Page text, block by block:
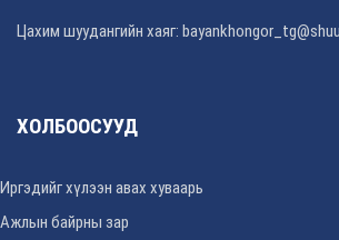
Цахим шуудангийн хаяг:
ХОЛБООСУУД
Иргэдийг хүлээн авах хуваарь
Ажлын байрны зар